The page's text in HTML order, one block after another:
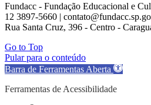
Fundacc - Fundação Educacional e
12 3897-5660 |
Rua Santa Cruz, 396 - Centro -
Go to Top
Pular para o conteúdo
Barra de Ferramentas Aberta
Ferramentas de Acessibilidade